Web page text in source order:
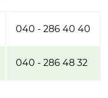
040 - 286 40 40
040 - 286 48 32